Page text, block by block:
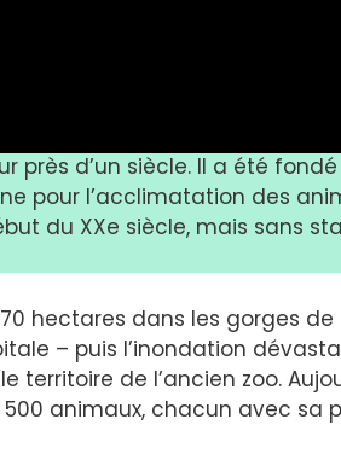
près d’un siècle. Il a été fondé
pour l’acclimatation des
du XXe siècle, mais sans
hectares dans les gorges de
– puis l’inondation
de l’ancien zoo.
animaux, chacun avec sa